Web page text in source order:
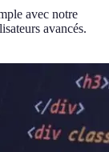
avec notre
avancés.